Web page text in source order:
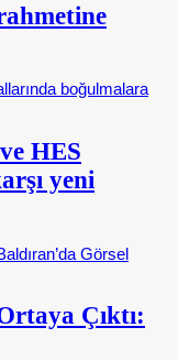
HES
yeni
Çıktı: